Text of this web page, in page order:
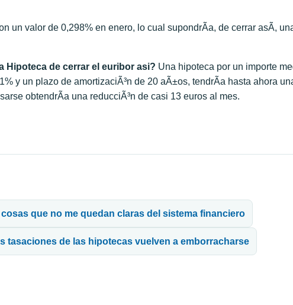
un valor de 0,298% en enero, lo cual supondrÃ­a, de cerrar asÃ­,
Hipoteca de cerrar el euribor asi? Una hipoteca por un importe
y un plazo de amortizaciÃ³n de 20 aÃ±os, tendrÃ­a hasta ahora
obtendrÃ­a una reducciÃ³n de casi 13 euros al mes.
que no me quedan claras del sistema financiero
tasaciones de las hipotecas vuelven a emborracharse